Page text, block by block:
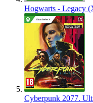
Hogwarts - Legacy
Cyberpunk 2077.